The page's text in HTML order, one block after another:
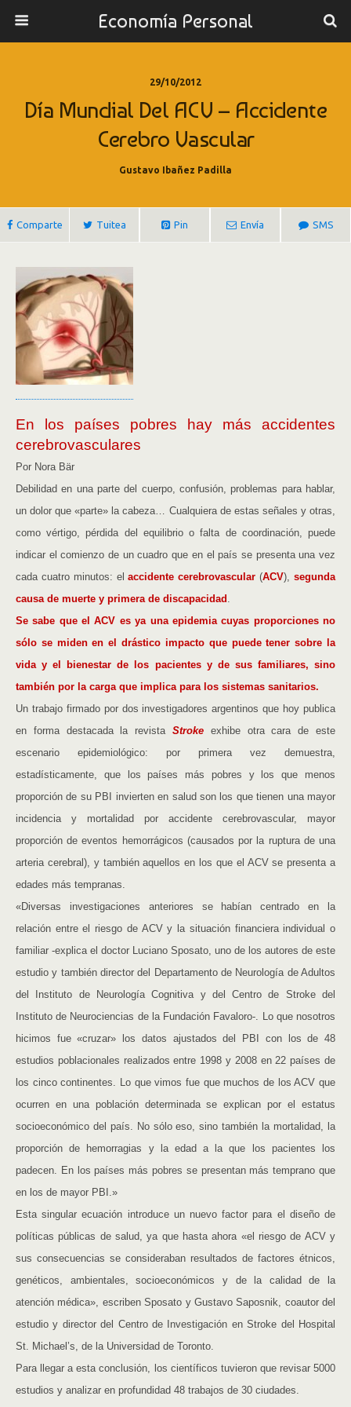
Economía Personal
29/10/2012
Día Mundial Del ACV – Accidente
Cerebro Vascular
Gustavo Ibañez Padilla
Comparte Tuitea Pin Envía SMS
En los países pobres hay más accidentes
cerebrovasculares
Por Nora Bär
Debilidad en una parte del cuerpo, confusión, problemas para hablar,
un dolor que «parte» la cabeza… Cualquiera de estas señales y otras,
como vértigo, pérdida del equilibrio o falta de coordinación, puede
indicar el comienzo de un cuadro que en el país se presenta una vez
cada cuatro minutos: elaccidente cerebrovascular (ACV),segunda
causa de muerte y primera de discapacidad .
Se sabe que el ACV es ya una epidemia cuyas proporciones no
sólo se miden en el drástico impacto que puede tener sobre la
vida y el bienestar de los pacientes y de sus familiares, sino
también por la carga que implica para los sistemas sanitarios.
Un trabajo firmado por dos investigadores argentinos que hoy publica
en forma destacada la revista Stroke exhibe otra cara de este
escenario epidemiológico: por primera vez demuestra,
estadísticamente, que los países más pobres y los que menos
proporción de su PBI invierten en salud son los que tienen una mayor
incidencia y mortalidad por accidente cerebrovascular, mayor
proporción de eventos hemorrágicos (causados por la ruptura de una
arteria cerebral), y también aquellos en los que el ACV se presenta a
edades más tempranas.
«Diversas investigaciones anteriores se habían centrado en la
relación entre el riesgo de ACV y la situación financiera individual o
familiar -explica el doctor Luciano Sposato, uno de los autores de este
estudio y también director del Departamento de Neurología de Adultos
del Instituto de Neurología Cognitiva y del Centro de Stroke del
Instituto de Neurociencias de la Fundación Favaloro-. Lo que nosotros
hicimos fue «cruzar» los datos ajustados del PBI con los de 48
estudios poblacionales realizados entre 1998 y 2008 en 22 países de
los cinco continentes. Lo que vimos fue que muchos de los ACV que
ocurren en una población determinada se explican por el estatus
socioeconómico del país. No sólo eso, sino también la mortalidad, la
proporción de hemorragias y la edad a la que los pacientes los
padecen. En los países más pobres se presentan más temprano que
en los de mayor PBI.»
Esta singular ecuación introduce un nuevo factor para el diseño de
políticas públicas de salud, ya que hasta ahora «el riesgo de ACV y
sus consecuencias se consideraban resultados de factores étnicos,
genéticos, ambientales, socioeconómicos y de la calidad de la
atención médica», escriben Sposato y Gustavo Saposnik, coautor del
estudio y director del Centro de Investigación en Stroke del Hospital
St. Michael’s, de la Universidad de Toronto.
Para llegar a esta conclusión, los científicos tuvieron que revisar 5000
estudios y analizar en profundidad 48 trabajos de 30 ciudades.